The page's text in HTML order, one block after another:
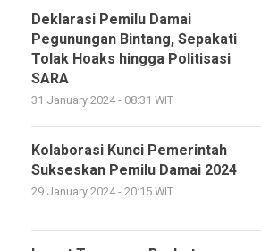
Deklarasi Pemilu Damai
Pegunungan Bintang, Sepakati
Tolak Hoaks hingga Politisasi
SARA
31 January 2024 - 08:31 WIT
Kolaborasi Kunci Pemerintah
Sukseskan Pemilu Damai 2024
29 January 2024 - 20:15 WIT